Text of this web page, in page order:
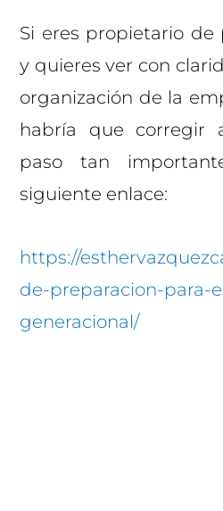
Si eres propietario
y quieres ver con
organización de la
habría que corregir
paso tan
siguiente enlace:
https://
de-preparacion-para-
generacional/